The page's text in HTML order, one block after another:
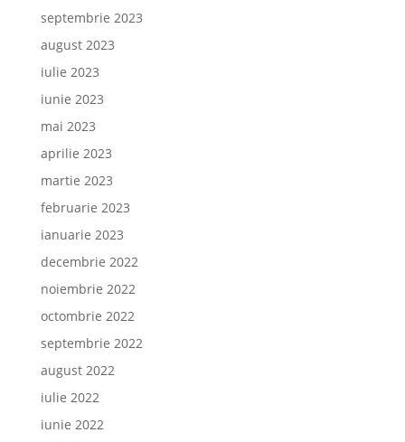
septembrie 2023
august 2023
iulie 2023
iunie 2023
mai 2023
aprilie 2023
martie 2023
februarie 2023
ianuarie 2023
decembrie 2022
noiembrie 2022
octombrie 2022
septembrie 2022
august 2022
iulie 2022
iunie 2022